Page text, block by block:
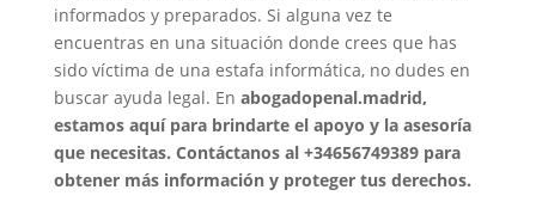
informados y preparados. Si alguna vez te
encuentras en una situación donde crees que has
sido víctima de una estafa informática, no dudes en
buscar ayuda legal. En abogadopenal.madrid,
estamos aquí para brindarte el apoyo y la asesoría
que necesitas. Contáctanos al +34656749389para
obtener más información y proteger tus derechos.